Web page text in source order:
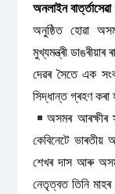
অনলাইন
অনুষ্ঠিত হোৱা
মুখ্যমন্ত্ৰী
দেৱৰ সৈতে এক
সিদ্ধান্ত গ্ৰহণ
অসমৰ আৰক্ষীৰ
কেবিনেটে ভাৰতীয়
শেখৰ দাস আৰু অসম
নেতৃত্বত তিনি